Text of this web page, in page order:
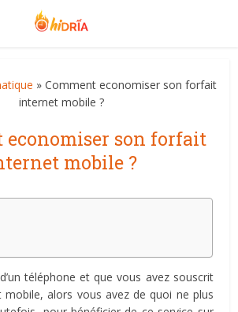
» Comment economiser son forfait
internet mobile ?
economiser son forfait
mobile ?
téléphone et que vous avez souscrit
alors vous avez de quoi ne plus